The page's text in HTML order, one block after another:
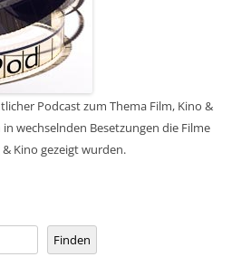
Podcast zum Thema Film, Kino &
wechselnden Besetzungen die Filme
Kino gezeigt wurden.
Finden